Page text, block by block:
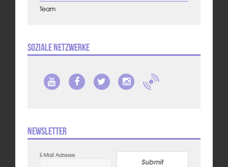
Team
Soziale Netzwerke
Newsletter
E-Mail Adresse
Submit